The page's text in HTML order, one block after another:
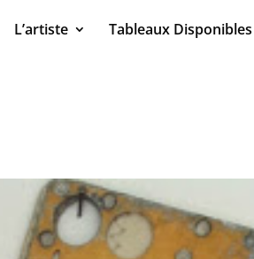
L’artiste Tableaux Disponibles